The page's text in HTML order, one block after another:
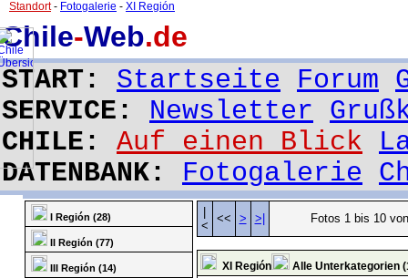
Chile-Web.de
START: Startseite Forum
SERVICE: Newsletter
CHILE: Auf einen Blick
DATENBANK: Fotogalerie
Standort- Fotogalerie - XI Región
I Región (28)
II Región (77)
III Región (14)
<
<< > >| Fotos 1 bis 10
XI Región Alle Unterkategorien